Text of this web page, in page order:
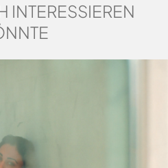
INTERESSIEREN